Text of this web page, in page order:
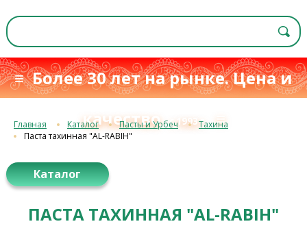
≡ Более 30 лет на рынке. Цена и
качествос 1993 г.≡
Главная Каталог Пасты и Урбеч
Тахина
Паста тахинная "AL-RABIH"
Каталог
ПАСТА ТАХИННАЯ "AL-RABIH"